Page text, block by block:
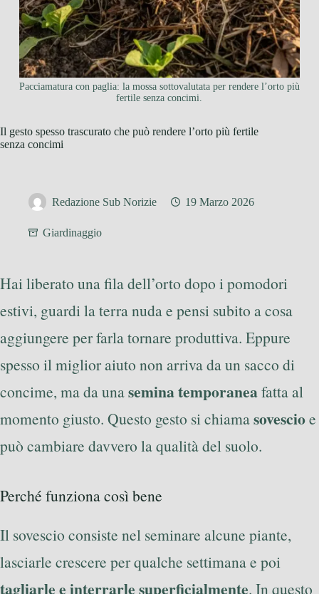
Pacciamatura con paglia: la mossa sottovalutata per rendere l’orto più
fertile senza concimi.
Il gesto spesso trascurato che può rendere l’orto più fertile
senza concimi
Redazione Sub Norizie 19 Marzo 2026
Giardinaggio
Hai liberato una fila dell’orto dopo i pomodori
estivi, guardi la terra nuda e pensi subito a cosa
aggiungere per farla tornare produttiva. Eppure
spesso il miglior aiuto non arriva da un sacco di
concime, ma da unasemina temporaneafatta al
momento giusto. Questo gesto si chiamasovescioe
può cambiare davvero la qualità del suolo.
Perché funziona così bene
Il sovescio consiste nel seminare alcune piante,
lasciarle crescere per qualche settimana e poi
tagliarle e interrarle superficialmente. In questo